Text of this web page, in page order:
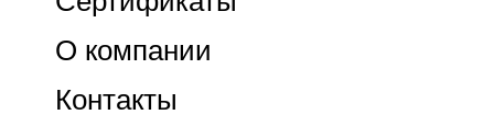
Контакты
О компании